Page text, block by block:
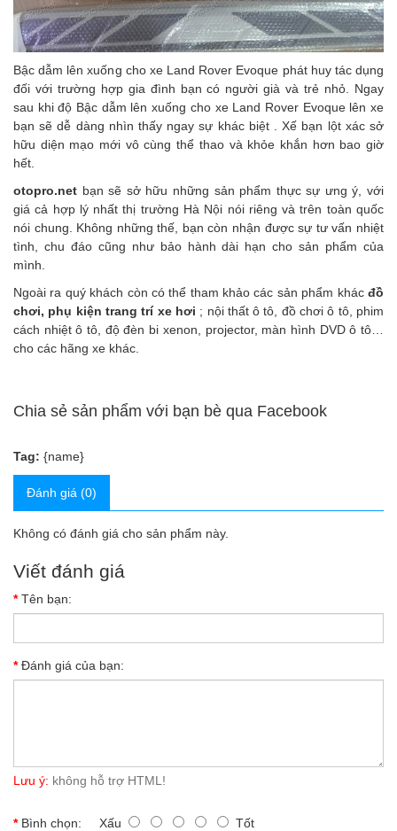
Bậc dẫm lên xuống cho xe Land Rover Evoque phát huy tác dụng
đối với trường hợp gia đình bạn có người già và trẻ nhỏ. Ngay
sau khi độ Bậc dẫm lên xuống cho xe Land Rover Evoquelên xe
bạn sẽ dễ dàng nhìn thấy ngay sự khác biệt . Xế bạn lột xác sở
hữu diện mạo mới vô cùng thể thao và khỏe khắn hơn bao giờ
hết.
otopro.net bạn sẽ sở hữu những sản phẩm thực sự ưng ý, với
giá cả hợp lý nhất thị trường Hà Nội nói riêng và trên toàn quốc
nói chung. Không những thế, bạn còn nhận được sự tư vấn nhiệt
tình, chu đáo cũng như bảo hành dài hạn cho sản phẩm của
mình.
Ngoài ra quý khách còn có thể tham khảo các sản phẩm khácđồ
chơi, phụ kiện trang trí xe hơi ; nội thất ô tô đồ chơi ô tô, phim
cách nhiệt ô tô độ đèn bi xenon, projector, màn hình DVD ô tô
cho các hãng xe khác.
Chia sẻ sản phẩm với bạn bè qua Facebook
Tag: {name}
Đánh giá (0)
Không có đánh giá cho sản phẩm này.
Viết đánh giá
Tên bạn:
Đánh giá của bạn:
Lưu ý: không hỗ trợ HTML!
Bình chọn: Xấu Tốt